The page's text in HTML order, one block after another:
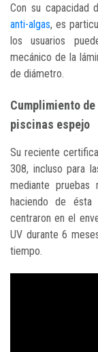
Con su capacidad
anti-algas, es
los usuarios
mecánico de la
de diámetro.
Cumplimiento
piscinas espejo
Su reciente
308, incluso para
mediante pruebas
haciendo de ésta
centraron en el
UV durante 6
tiempo.